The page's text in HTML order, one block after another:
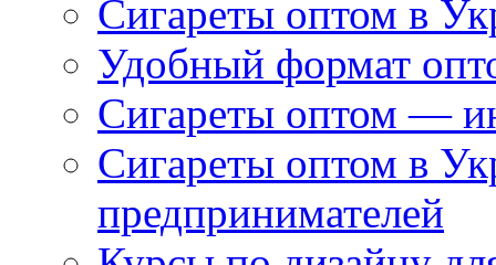
Сигареты оптом в
Удобный формат
Сигареты оптом —
Сигареты оптом в
предпринимателей